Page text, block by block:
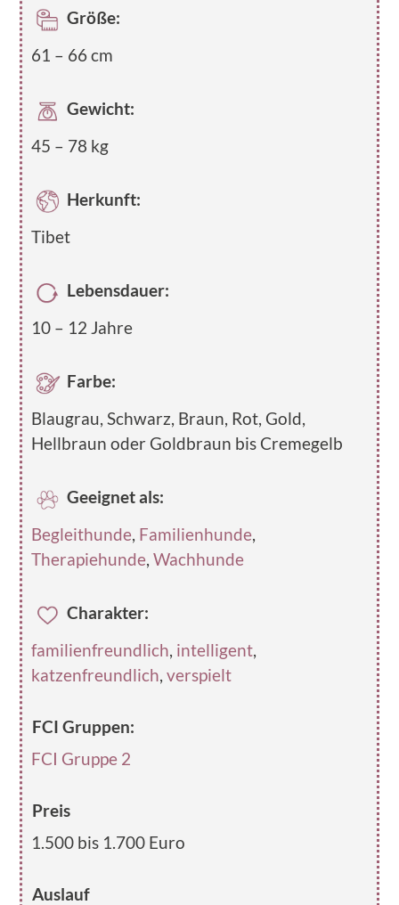
Größe:
61 – 66 cm
Gewicht:
45 – 78 kg
Herkunft:
Tibet
Lebensdauer:
10 – 12 Jahre
Farbe:
Blaugrau, Schwarz, Braun, Rot, Gold,
Hellbraun oder Goldbraun bis Cremegelb
Geeignet als:
Begleithunde, Familienhunde,
Therapiehunde, Wachhunde
Charakter:
familienfreundlich, intelligent,
katzenfreundlich, verspielt
FCI Gruppen:
FCI Gruppe 2
Preis
1.500 bis 1.700 Euro
Auslauf